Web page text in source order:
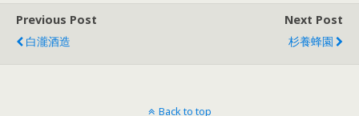
Previous Post
白瀧酒造
Next Post
杉養蜂園
Back to top